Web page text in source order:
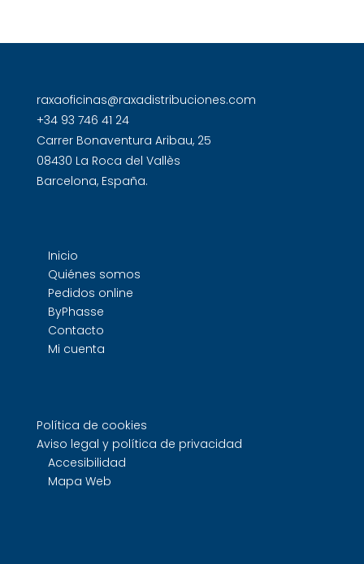
raxaoficinas@raxadistribuciones.com
+34 93 746 41 24
Carrer Bonaventura Aribau, 25
08430 La Roca del Vallès
Barcelona, España.
Inicio
Quiénes somos
Pedidos online
ByPhasse
Contacto
Mi cuenta
Política de cookies
Aviso legal y política de privacidad
Accesibilidad
Mapa Web